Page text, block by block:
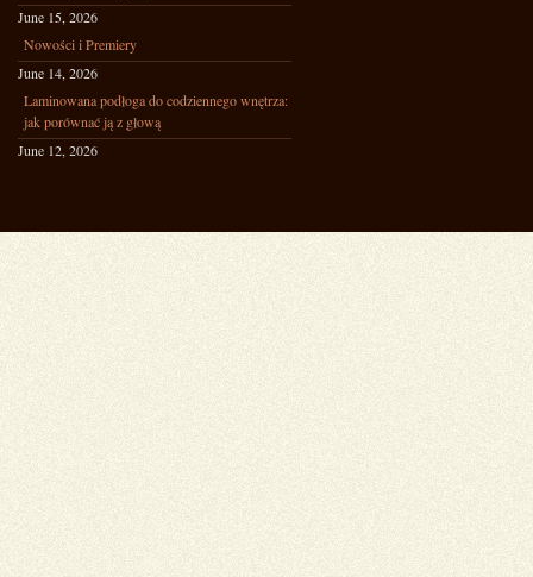
June 15, 2026
Nowości i Premiery
June 14, 2026
Laminowana podłoga do codziennego wnętrza:
jak porównać ją z głową
June 12, 2026